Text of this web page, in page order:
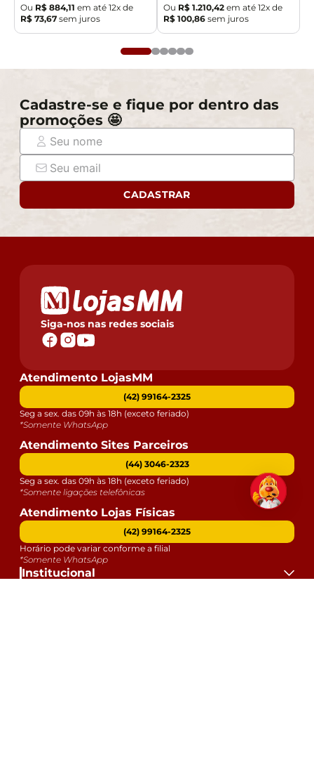
Ou R$ 884,11 em até 12x de
R$ 73,67 sem juros
Ou R$ 1.210,42 em até 12x de
R$ 100,86 sem juros
Cadastre-se e fique por dentro das
promoções 🤩
CADASTRAR
Siga-nos nas redes sociais
Institucional
Atendimento LojasMM
(42) 99164-2325
Seg a sex. das 09h às 18h (exceto feriado)
*Somente WhatsApp
Atendimento Sites Parceiros
(44) 3046-2323
Seg a sex. das 09h às 18h (exceto feriado)
*Somente ligações telefônicas
Atendimento Lojas Físicas
(42) 99164-2325
Horário pode variar conforme a filial
*Somente WhatsApp